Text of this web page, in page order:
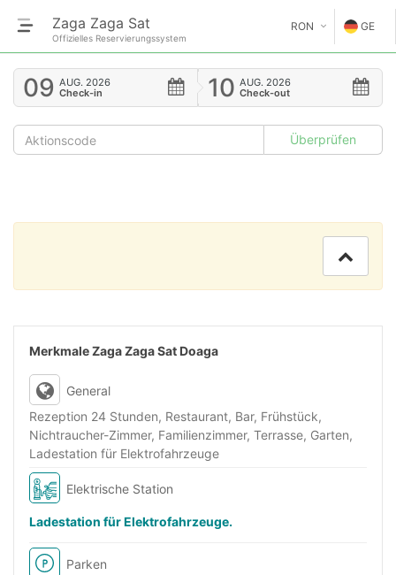
Zaga Zaga Sat
Offizielles Reservierungssystem
RON
€
$
£
GE
EN
GE
GR
RO
09 AUG. 2026
Check-in
10 AUG. 2026
Check-out
Merkmale Zaga Zaga Sat Doaga
General
Rezeption 24 Stunden, Restaurant, Bar, Frühstück,
Nichtraucher-Zimmer, Familienzimmer, Terrasse, Garten,
Ladestation für Elektrofahrzeuge
Elektrische Station
Ladestation für Elektrofahrzeuge.
Parken